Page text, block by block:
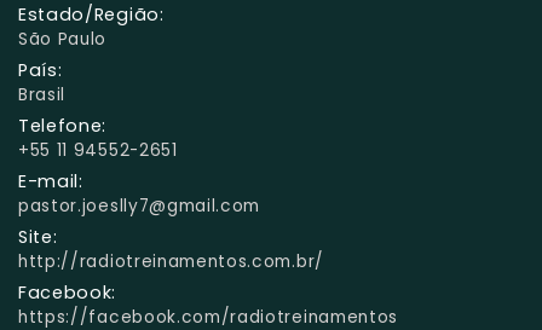
Estado/Região:
São Paulo
País:
Brasil
Telefone:
+55 11 94552-2651
E-mail:
pastor.joeslly7@gmail.com
Site:
http://radiotreinamentos.com.br/
Facebook:
https://facebook.com/radiotreinamentos